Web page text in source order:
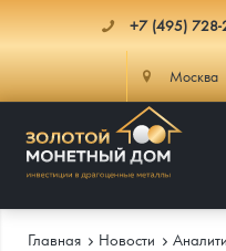
+7 (495) 728-
Москва
Главная Новости